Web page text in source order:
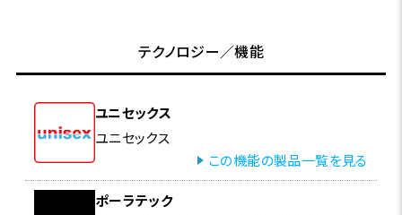
テクノロジー／機能
ユニセックス
ユニセックス
この機能の製品一覧を見る
ポーラテック